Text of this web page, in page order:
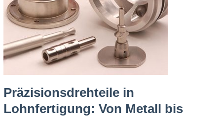
Präzisionsdrehteile in
Lohnfertigung: Von Metall bis